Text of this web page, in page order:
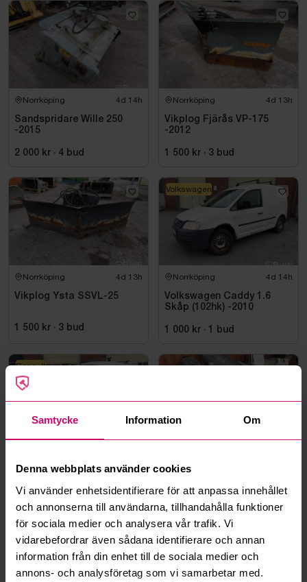
Samtycke Information Om
Denna webbplats använder cookies
Vi använder enhetsidentifierare för att anpassa innehållet
och annonserna till användarna, tillhandahålla funktioner
för sociala medier och analysera vår trafik. Vi
vidarebefordrar även sådana identifierare och annan
information från din enhet till de sociala medier och
annons- och analysföretag som vi samarbetar med.
Norrköping 4d 14h
Sandspridare Wille 250
-2015
2 000 kr · 4 bud
Norrköping 4d 13h
Vikplog Fjärås VP-175
-2012
1 500 kr · 3 bud
Norrköping 4d 13h
Vikplog Ysta SSVL-25
1 500 kr · 3 bud
Norrköping 4d 14h
Volkswagen Caddy 1.6
Skåp (102hk) -2010
1 000 kr · 1 bud
Volkswagen
Renault Kangoo Express II
1 000 kr ·2 bud
Renault
Sandspridare Siringe SP
1 000 kr ·1 bud